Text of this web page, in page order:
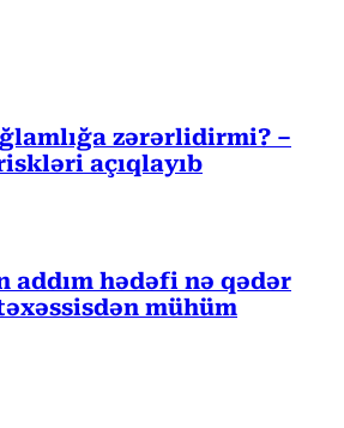
zərərlidirmi? –
açıqlayıb
addım hədəfi nə qədər
mühüm